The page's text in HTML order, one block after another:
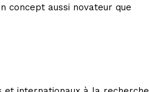
concept aussi novateur que